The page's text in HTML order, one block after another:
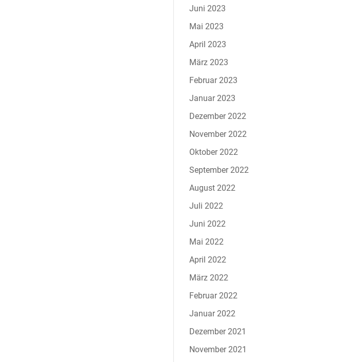
Juni 2023
Mai 2023
April 2023
März 2023
Februar 2023
Januar 2023
Dezember 2022
November 2022
Oktober 2022
September 2022
August 2022
Juli 2022
Juni 2022
Mai 2022
April 2022
März 2022
Februar 2022
Januar 2022
Dezember 2021
November 2021